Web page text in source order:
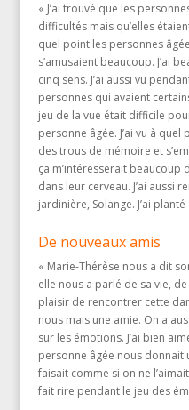
« J’ai trouvé que les
difficultés mais qu’elles
quel point les personnes
s’amusaient beaucoup. J’ai
cinq sens. J’ai aussi vu
personnes qui avaient
jeu de la vue était difficile
personne âgée. J’ai vu à
des trous de mémoire et
ça m’intéresserait beaucoup
dans leur cerveau. J’ai aussi
jardinière, Solange. J’ai
De nouveaux amis
« Marie-Thérèse nous a dit
elle nous a parlé de sa vie,
plaisir de rencontrer cette
nous mais une amie. On a
sur les émotions. J’ai bien
personne âgée nous donnait
faisait comme si on ne
fait rire pendant le jeu des